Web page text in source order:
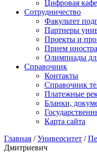
Цифровая
Сотрудничество
Факультет
Партнеры
Проекты и
Прием
Олимпиады
Справочник
Контакты
Справочник
Платежные
Бланки,
Карта сайта
Главная /Университет /
Дмитриевич